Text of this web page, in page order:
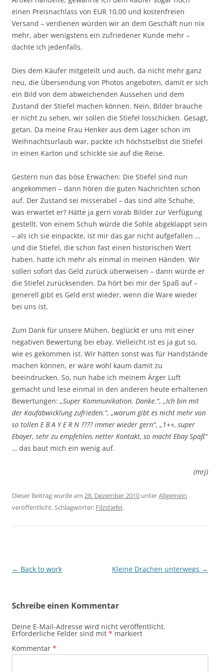
einen Preisnachlass von EUR 10,00 und kostenfreien
Versand – verdienen würden wir an dem Geschäft nun nix
mehr, aber wenigstens ein zufriedener Kunde mehr –
dachte ich jedenfalls.
Dies dem Käufer mitgeteilt und auch, da nicht mehr ganz
neu, die Übersendung von Photos angeboten, damit er sich
ein Bild von dem abweichenden Aussehen und dem
Zustand der Stiefel machen können. Nein, Bilder brauche
er nicht zu sehen, wir sollen die Stiefel losschicken. Gesagt,
getan. Da meine Frau Henker aus dem Lager schon im
Weihnachtsurlaub war, packte ich höchstselbst die Stiefel
in einen Karton und schickte sie auf die Reise.
Gestern nun das böse Erwachen: Die Stiefel sind nun
angekommen – dann hören die guten Nachrichten schon
auf. Der Zustand sei misserabel – das sind alte Schuhe,
was erwartet er? Hätte ja gern vorab Bilder zur Verfügung
gestellt. Von einem Schuh würde die Sohle abgeklappt sein
– als ich sie einpackte, ist mir das gar nicht aufgefallen …
und die Stiefel, die schon fast einen historischen Wert
haben, hatte ich mehr als einmal in meinen Händen. Wir
sollen sofort das Geld zurück überweisen – dann würde er
die Stiefel zurücksenden. Da hört bei mir der Spaß auf –
generell gibt es Geld erst wieder, wenn die Ware wieder
bei uns ist.
Zum Dank für unsere Mühen, beglückt er uns mit einer
negativen Bewertung bei ebay. Vielleicht ist es ja gut so,
wie es gekommen ist. Wir hätten sonst was für Handstände
machen können, er wäre wohl kaum damit zu
beeindrucken. So, nun habe ich meinem Ärger Luft
gemacht und lese einmal in den anderen heute erhaltenen
Bewertungen: „Super Kommunikation. Danke.“, „Ich bin mit
der Kaufabwicklung zufrieden.“, „warum gibt es nicht mehr von
so tollen E B A Y E R N ???? immer wieder gern“, „1++, super
Ebayer, sehr zu empfehlen, netter Kontakt, so macht Ebay Spaß“
… das baut mich ein wenig auf.
(mrj)
Dieser Beitrag wurde am 28. Dezember 2010 unterAllgemein
veröffentlicht. Schlagwörter: Filzstiefel.
Beitragsnavigation
← Back to work Kleine Drachen unterwegs →
Schreibe einen Kommentar
Deine E-Mail-Adresse wird nicht veröffentlicht.
Erforderliche Felder sind mit * markiert
Kommentar *